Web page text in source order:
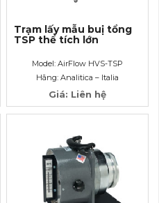
Trạm lấy mẫu buị tổng
TSP thể tích lớn
Model: AirFlow HVS-TSP
Hãng: Analitica – Italia
Giá: Liên hệ